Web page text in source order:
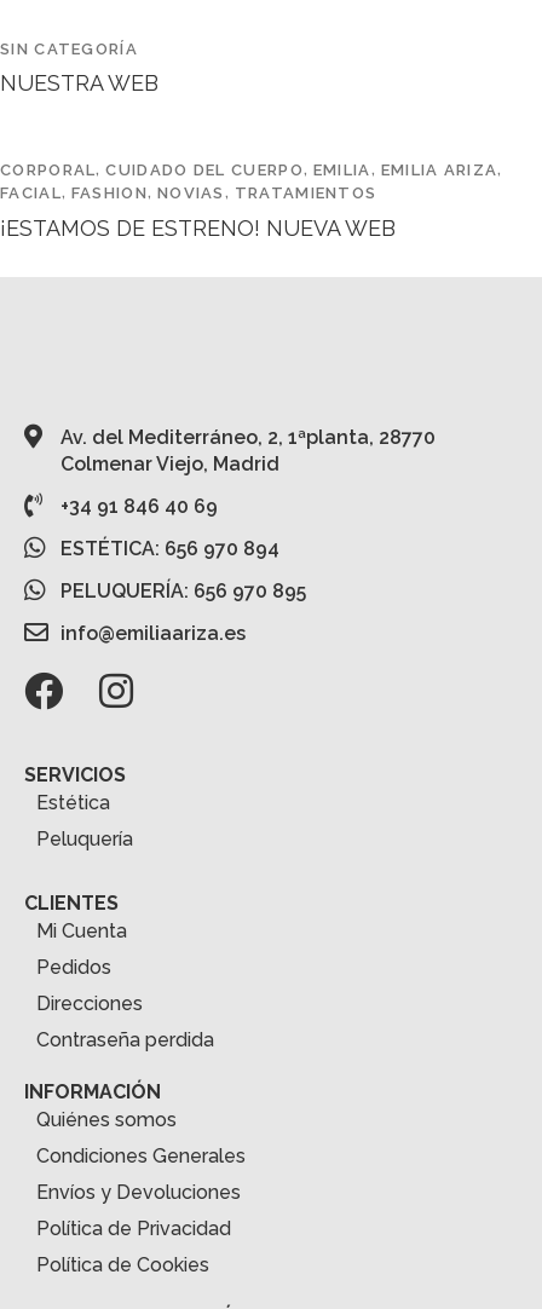
SIN CATEGORÍA
NUESTRA WEB
CORPORAL,CUIDADO DEL CUERPO, EMILIA, EMILIA ARIZA,
FACIAL, FASHION, NOVIAS , TRATAMIENTOS
¡ESTAMOS DE ESTRENO! NUEVA WEB
Av. del Mediterráneo, 2, 1ªplanta, 28770
Colmenar Viejo, Madrid
+34 91 846 40 69
ESTÉTICA: 656 970 894
PELUQUERÍA: 656 970 895
info@emiliaariza.es
SERVICIOS
Estética
Peluquería
CLIENTES
Mi Cuenta
Pedidos
Direcciones
Contraseña perdida
INFORMACIÓN
Quiénes somos
Condiciones Generales
Envíos y Devoluciones
Política de Privacidad
Política de Cookies